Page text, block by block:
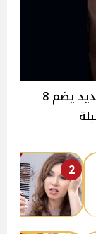
مصطفى حجاج لـ«وشوشة»: ألبومي الجديد يضم 8
2